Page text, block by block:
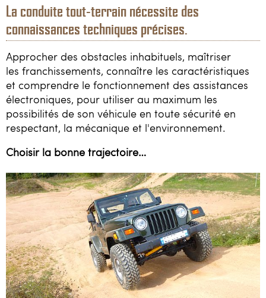
Formation professionnelle
Groupes & entreprises
Raids 4x4
Loisirs
Constructeurs / Presse
Contacts / Accès
06 81 40 63 77
3214x4@gmail.com
La conduite tout-terrain nécessite des
connaissances techniques précises.
Approcher des obstacles inhabituels, maîtriser
les franchissements, connaître les caractéristiques
et comprendre le fonctionnement des assistances
électroniques, pour utiliser au maximum les
possibilités de son véhicule en toute sécurité en
respectant, la mécanique et l'environnement.
Choisir la bonne trajectoire…